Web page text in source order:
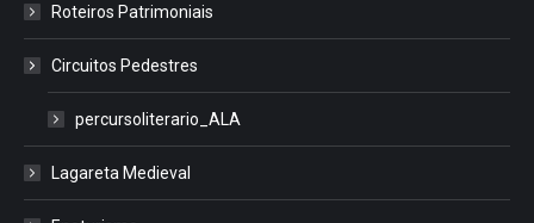
Roteiros Patrimoniais
Circuitos Pedestres
percursoliterario_ALA
Lagareta Medieval